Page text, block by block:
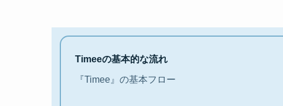
Timeeの基本的な流れ
『Timee』の基本フロー